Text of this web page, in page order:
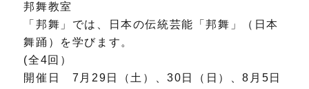
邦舞教室
「邦舞」では、日本の伝統芸能「邦舞」（日本
舞踊）を学びます。
(全4回）
開催日 7月29日（土）、30日（日）、8月5日